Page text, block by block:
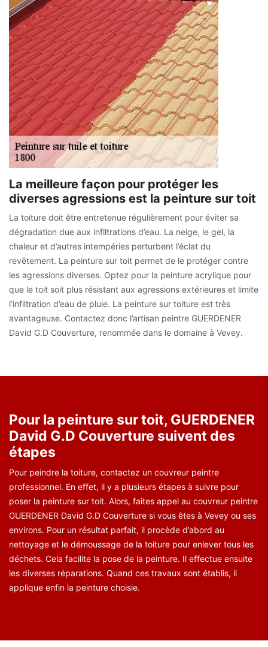
La meilleure façon pour protéger les
diverses agressions est la peinture sur toit
La toiture doit être entretenue régulièrement pour éviter sa
dégradation due aux infiltrations d’eau. La neige, le gel, la
chaleur et d’autres intempéries perturbent l’éclat du
revêtement. La peinture sur toit permet de le protéger contre
les agressions diverses. Optez pour la peinture acrylique pour
que le toit soit plus résistant aux agressions extérieures et limite
l’infiltration d’eau de pluie. La peinture sur toiture est très
avantageuse. Contactez donc l’artisan peintre GUERDENER
David G.D Couverture, renommée dans le domaine à Vevey.
Pour la peinture sur toit, GUERDENER
David G.D Couverture suivent des
étapes
Pour peindre la toiture, contactez un couvreur peintre
professionnel. En effet, il y a plusieurs étapes à suivre pour
poser la peinture sur toit. Alors, faites appel au couvreur peintre
GUERDENER David G.D Couverture si vous êtes à Vevey ou ses
environs. Pour un résultat parfait, il procède d’abord au
nettoyage et le démoussage de la toiture pour enlever tous les
déchets. Cela facilite la pose de la peinture. Il effectue ensuite
les diverses réparations. Quand ces travaux sont établis, il
applique enfin la peinture choisie.